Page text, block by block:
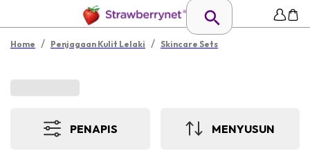
Home / Penjagaan Kulit Lelaki / Skincare Sets
PENAPIS MENYUSUN